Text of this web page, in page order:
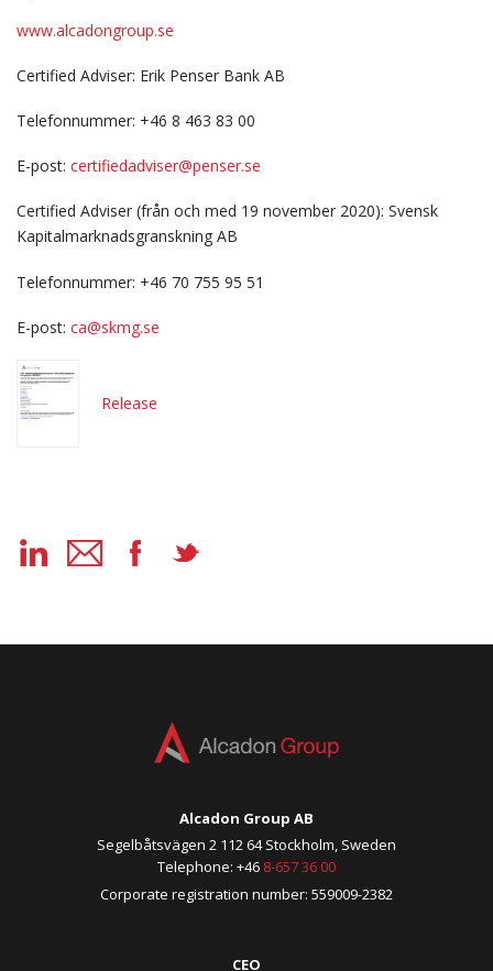
www.alcadongroup.se
Certified Adviser: Erik Penser Bank AB
Telefonnummer: +46 8 463 83 00
E-post: certifiedadviser@penser.se
Certified Adviser (från och med 19 november 2020): Svensk
Kapitalmarknadsgranskning AB
Telefonnummer: +46 70 755 95 51
E-post: ca@skmg.se
Release
Alcadon Group AB
Segelbåtsvägen 2 112 64 Stockholm, Sweden
Telephone: +46 8-657 36 00
Corporate registration number: 559009-2382
CEO